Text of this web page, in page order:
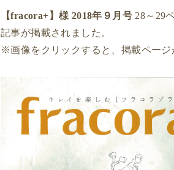
【fracora+】様 2018年９月号 28～29
記事が掲載されました。
※画像をクリックすると、掲載ページ